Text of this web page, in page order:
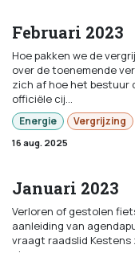
Februari 2023
Hoe pakken we de
over de toenemende
zich af hoe het bestuur
officiële cij...
Energie Vergrijzing
16 aug. 2025
Januari 2023
Verloren of gestolen
aanleiding van
vraagt raadslid